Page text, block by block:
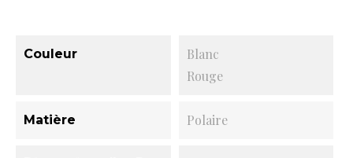
Couleur
Blanc
Rouge
Matière Polaire